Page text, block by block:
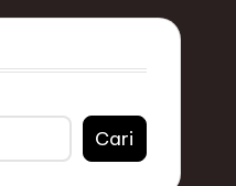
Cari